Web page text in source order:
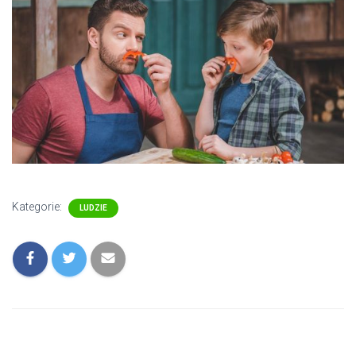
Kategorie: LUDZIE